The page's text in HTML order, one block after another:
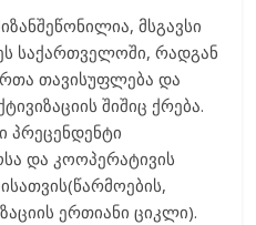
მსგავსი
საქართველოში, რადგან
თავისუფლება და
შიშიც ქრება.
პრეცენდენტი
და კოოპერატივის
ერთიანი ციკლი).